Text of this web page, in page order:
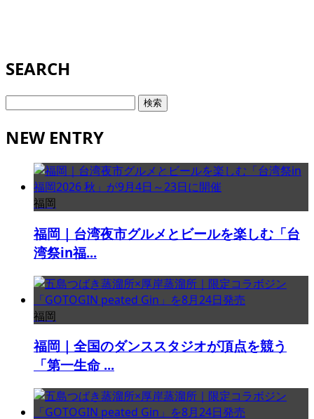
SEARCH
検
NEW ENTRY
福岡
福岡｜台湾夜市グルメとビールを楽しむ「台
湾祭in福...
福岡
福岡｜全国のダンススタジオが頂点を競う
「第一生命 ...